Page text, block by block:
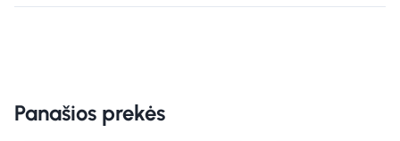
Panašios prekės